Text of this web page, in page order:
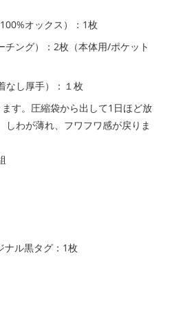
オックス）：1枚
ング）：2枚（本体用/ポケット
なし厚手）：１枚
す。圧縮袋から出して1日ほど放
しわが薄れ、フワフワ感が戻りま
ル黒タグ：1枚